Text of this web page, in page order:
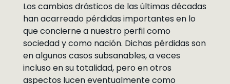
Los cambios drásticos de las últimas décadas
han acarreado pérdidas importantes en lo
que concierne a nuestro perfil como
sociedad y como nación. Dichas pérdidas son
en algunos casos subsanables, a veces
incluso en su totalidad, pero en otros
aspectos lucen eventualmente como